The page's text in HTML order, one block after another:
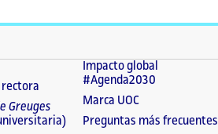
rectora
Greuges
Impacto global
#Agenda2030
Marca UOC
Preguntas más frecuentes